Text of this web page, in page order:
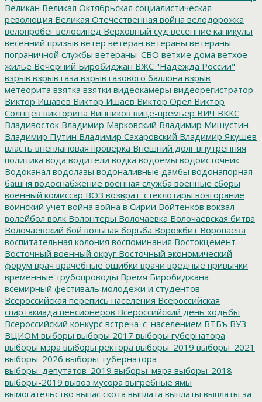
Великан Великая Октябрьская социалистическая
революция Великая Отечественная война велодорожка
велопробег велосипед Верховный суд весенние каникулы
весенний призыв ветер ветеран ветераны ветераны
пограничной службы ветераны_СВО ветхие дома ветхое
жилье Вечерний Биробиджан ВЖС "Надежда России"
взрыв взрыв газа взрыв газового баллона взрыв
метеорита взятка взятки видеокамеры видеорегистратор
Виктор Ишавев Виктор Ишаев Виктор Орёл Виктор
Солнцев викторина Винников вице-премьер ВИЧ ВККС
Владивосток Владимир Марковский Владимир Мишустин
Владимир Путин Владимир Сахаровский Владимир Якушев
власть внеплановая проверка Внешний долг внутренняя
политика вода водители водка водоемы водоисточник
Водоканал водолазы водоналивные дамбы водонапорная
башня водоснабжение военная служба военные сборы
военный комиссар ВОЗ возврат_стеклотары возгорание
воинский учет война война в Сирии Войтенков вокзал
волейбол волк Волонтеры Волочаевка Волочаевская битва
Волочаевский бой вольная борьба Ворожбит Воропаева
воспитательная колония воспоминания Востокцемент
Восточный военный округ Восточный экономический
форум врач врачебные ошибки врачи вредные привычки
временные трубопроводы Время Биробиджана
всемирный фестиваль молодежи и студентов
Всероссийская перепись населения Всероссийская
спартакиада пенсионеров Всероссийский день ходьбы
Всероссийский конкурс встреча_с_населением ВТБъ ВУЗ
ВЦИОМ выборы выборы 2017 выборы губернатора
выборы мэра выборы ректора выборы_2019 выборы_2021
выборы_2026 выборы_губернатора
выборы_депутатов_2019 выборы_мэра выборы-2018
выборы-2019 вывоз мусора выгребные ямы
вымогательство выпас скота выплата выплаты выплаты за